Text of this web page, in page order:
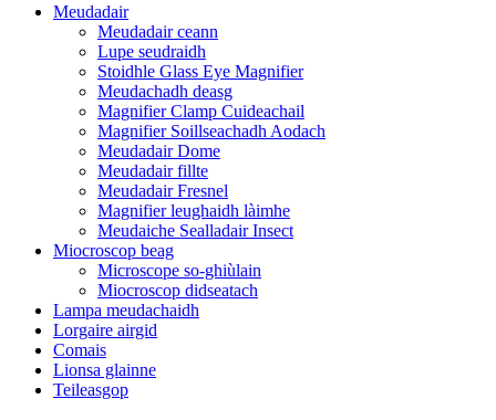
Meudadair
Meudadair ceann
Lupe seudraidh
Stoidhle Glass Eye Magnifier
Meudachadh deasg
Magnifier Clamp Cuideachail
Magnifier Soillseachadh Aodach
Meudadair Dome
Meudadair fillte
Meudadair Fresnel
Magnifier leughaidh làimhe
Meudaiche Sealladair Insect
Miocroscop beag
Microscope so-ghiùlain
Miocroscop didseatach
Lampa meudachaidh
Lorgaire airgid
Comais
Lionsa glainne
Teileasgop